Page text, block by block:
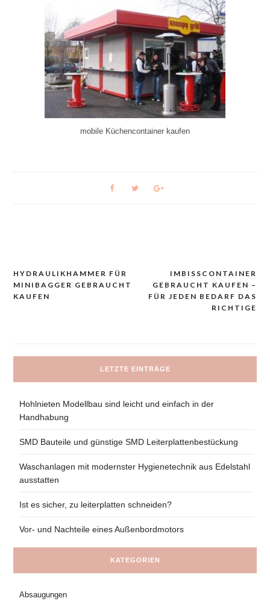
mobile Küchencontainer kaufen
Navigacija
prispevka
HYDRAULIKHAMMER FÜR
MINIBAGGER GEBRAUCHT
KAUFEN
IMBISSCONTAINER
GEBRAUCHT KAUFEN –
FÜR JEDEN BEDARF DAS
RICHTIGE
LETZTE EINTRÄGE
Hohlnieten Modellbau sind leicht und einfach in der
Handhabung
SMD Bauteile und günstige SMD Leiterplattenbestückung
Waschanlagen mit modernster Hygienetechnik aus Edelstahl
ausstatten
Ist es sicher, zu leiterplatten schneiden?
Vor- und Nachteile eines Außenbordmotors
KATEGORIEN
Absaugungen